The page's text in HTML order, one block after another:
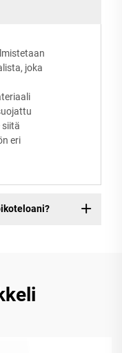
joka
siitä
eri